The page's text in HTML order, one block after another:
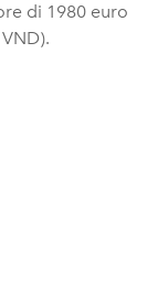
di 1980 euro